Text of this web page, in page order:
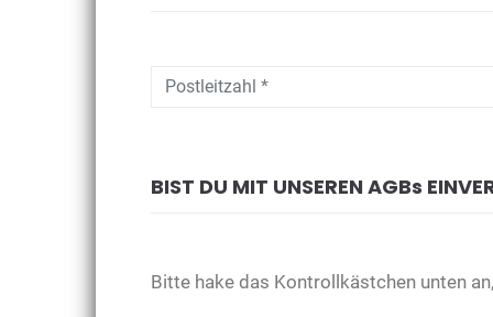
BIST DU MIT UNSEREN AGBs
Bitte hake das Kontrollkästchen unten